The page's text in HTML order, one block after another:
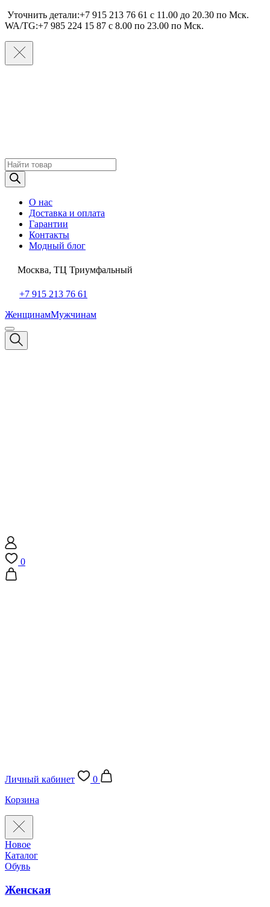
Уточнить детали:+7 915 213 76 61 c 11.00 до 20.30 по Мcк.
WA/TG:+7 985 224 15 87 c 8.00 по 23.00 по Мcк.
Поиск
товаров
О нас
Доставка и оплата
Гарантии
Контакты
Модный блог
Москва, ТЦ Триумфальный
+7 915 213 76 61
ЖенщинамМужчинам
0
Личный кабинет
0
Корзина
Новое
Каталог
Обувь
Женская